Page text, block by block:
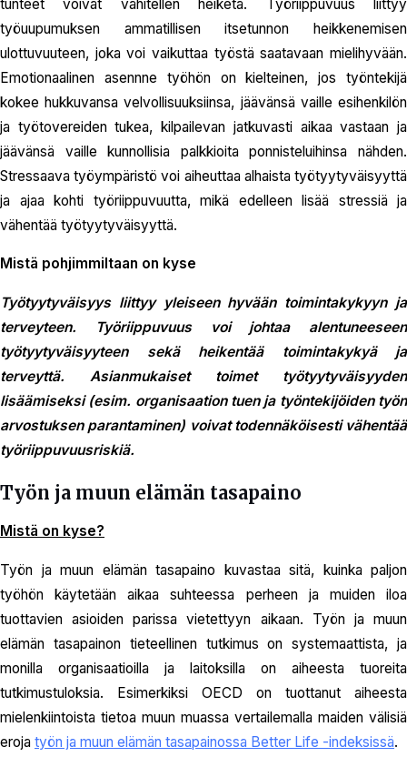
tunteet voivat vähitellen heiketä. Työriippuvuus liittyy
työuupumuksen ammatillisen itsetunnon heikkenemisen
ulottuvuuteen, joka voi vaikuttaa työstä saatavaan mielihyvään.
Emotionaalinen asennne työhön on kielteinen, jos työntekijä
kokee hukkuvansa velvollisuuksiinsa, jäävänsä vaille esihenkilön
ja työtovereiden tukea, kilpailevan jatkuvasti aikaa vastaan ja
jäävänsä vaille kunnollisia palkkioita ponnisteluihinsa nähden.
Stressaava työympäristö voi aiheuttaa alhaista työtyytyväisyyttä
ja ajaa kohti työriippuvuutta, mikä edelleen lisää stressiä ja
vähentää työtyytyväisyyttä.
Mistä pohjimmiltaan on kyse
Työtyytyväisyys liittyy yleiseen hyvään toimintakykyyn ja
terveyteen. Työriippuvuus voi johtaa alentuneeseen
työtyytyväisyyteen sekä heikentää toimintakykyä ja
terveyttä. Asianmukaiset toimet työtyytyväisyyden
lisäämiseksi (esim. organisaation tuen ja työntekijöiden työn
arvostuksen parantaminen) voivat todennäköisesti vähentää
työriippuvuusriskiä.
Työn ja muun elämän tasapaino
Mistä on kyse?
Työn ja muun elämän tasapaino kuvastaa sitä, kuinka paljon
työhön käytetään aikaa suhteessa perheen ja muiden iloa
tuottavien asioiden parissa vietettyyn aikaan. Työn ja muun
elämän tasapainon tieteellinen tutkimus on systemaattista, ja
monilla organisaatioilla ja laitoksilla on aiheesta tuoreita
tutkimustuloksia. Esimerkiksi OECD on tuottanut aiheesta
mielenkiintoista tietoa muun muassa vertailemalla maiden välisiä
eroja työn ja muun elämän tasapainossa Better Life -indeksissä.